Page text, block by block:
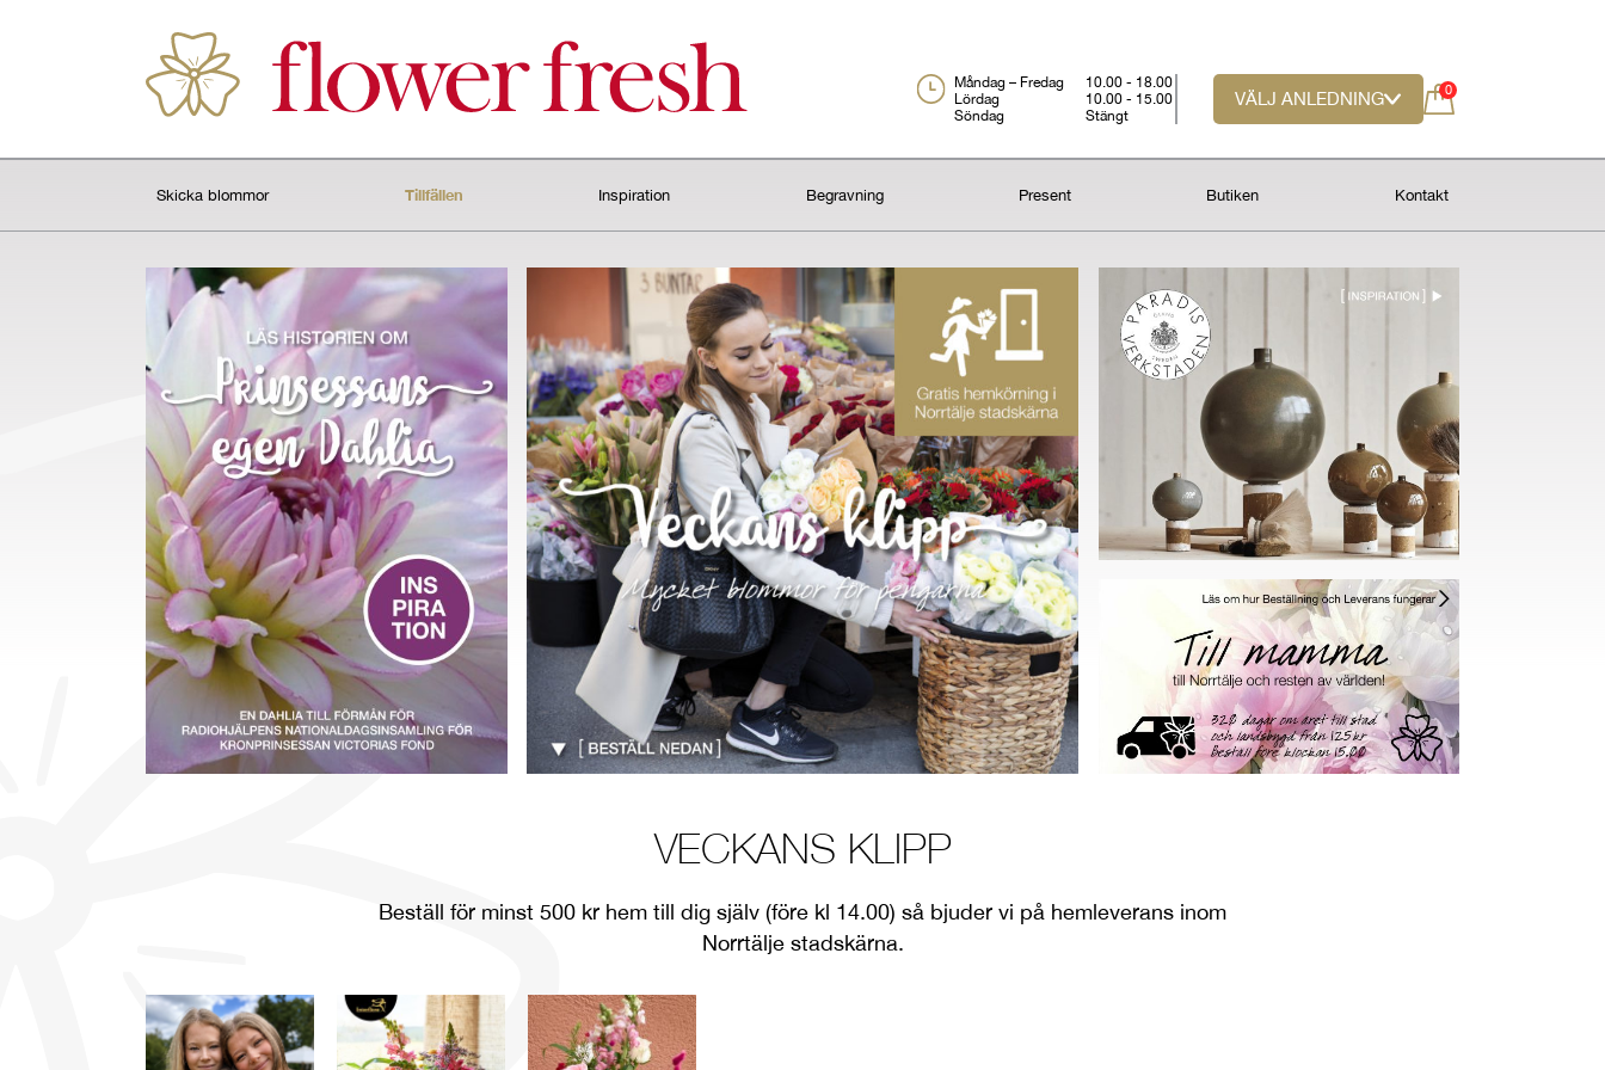
Måndag – Fredag
10.00 - 18.00
Lördag
10.00 - 15.00
Söndag
Stängt
VÄLJ ANLEDNING 0
Skicka blommor Tillfällen Inspiration Begravning Present Butiken Kontakt
VECKANS KLIPP
Beställ för minst 500 kr hem till dig själv (före kl 14.00) så bjuder vi på hemleverans inom
Norrtälje stadskärna.